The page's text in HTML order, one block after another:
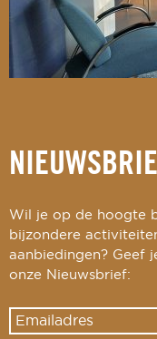
Wil je op de hoogte
bijzondere
aanbiedingen? Geef
onze Nieuwsbrief: